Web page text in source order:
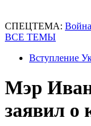
СПЕЦТЕМА:
ВСЕ ТЕМЫ
Вступление
Мэр
заявил о